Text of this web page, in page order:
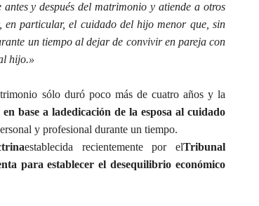
y después del matrimonio y atiende a otros
particular, el cuidado del hijo menor que, sin
un tiempo al dejar de convivir en pareja con
hijo.»
sólo duró poco más de cuatro años y la
en base a ladedicación de la esposa al cuidado
y profesional durante un tiempo.
establecida recientemente por elTribunal
para establecer el desequilibrio económico